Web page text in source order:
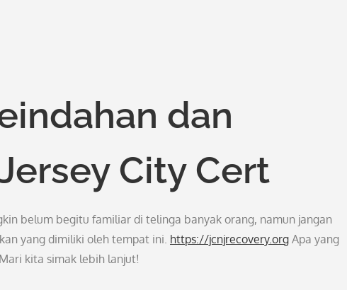
dan
City Cert
belum begitu familiar di telinga banyak orang, namun jangan
yang dimiliki oleh tempat ini. https://jcnjrecovery.org Apa yang
kita simak lebih lanjut!